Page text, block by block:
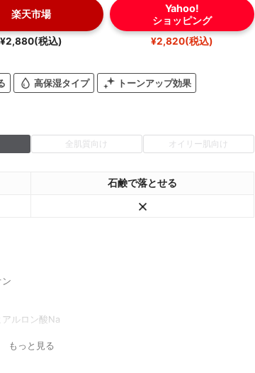
楽天市場
¥2,880(税込)
Yahoo!
ショッピング
¥2,820(税込)
高保湿タイプ トーンアップ効果
全肌質向け オイリー肌向け
石鹸で落とせる
ルロン酸Na
、BG、メトキシケイヒ酸エチルヘキシル、エタノール、イソ
デシル、ジカプリン酸PG、ジエチルアミノヒドロキシベンゾ
もっと見る